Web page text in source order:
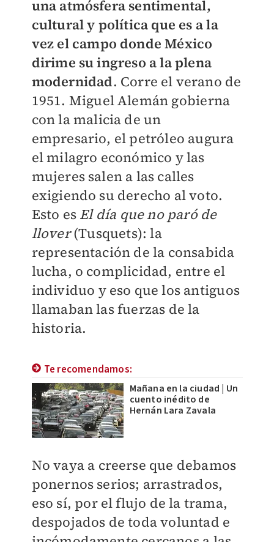
una atmósfera sentimental,
cultural y política que es a la
vez el campo donde México
dirime su ingreso a la plena
modernidad. Corre el verano de
1951. Miguel Alemán gobierna
con la malicia de un
empresario, el petróleo augura
el milagro económico y las
mujeres salen a las calles
exigiendo su derecho al voto.
Esto es El día que no paró de
llover(Tusquets): la
representación de la consabida
lucha, o complicidad, entre el
individuo y eso que los antiguos
llamaban las fuerzas de la
historia.
Te recomendamos:
Mañana en la ciudad | Un
cuento inédito de
Hernán Lara Zavala
No vaya a creerse que debamos
ponernos serios; arrastrados,
eso sí, por el flujo de la trama,
despojados de toda voluntad e